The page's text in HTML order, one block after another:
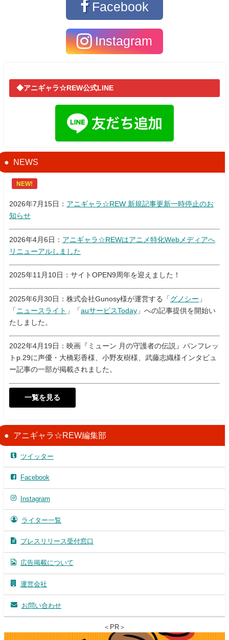
Facebook
Instagram
◆アニギャラ☆REW公式LINE
NEWS
NEW!
2026年7月15日： アニギャラ☆REW 新規記事更新一時停止のお
知らせ
2026年4月6日： アニギャラ☆REWはアニメ特化Webメディアへ
リニューアルしました
2025年11月10日：サイトOPEN9周年を迎えました！
2025年6月30日：株式会社Gunosy様が運営する「 グノシー 」
「 ニュースライト 」「auサービスToday 」への記事提供を開始い
たしました。
2022年4月19日：映画『ミューン 月の守護者の伝説』パンフレッ
トp.29に声優・大橋彩香様、小野友樹様、武藤志織様インタビュ
ー記事の一部が掲載されました。
一覧を見る
アニギャラ☆REW編集部
ツイッター
Facebook
Instagram
ライター一覧
プレスリリース受付窓口
広告掲載について
運営会社
お問い合わせ
＜PR＞